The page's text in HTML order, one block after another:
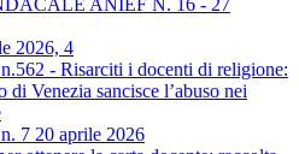
ANIEF N. 16 - 27
2026, 4
- Risarciti i docenti di religione:
di Venezia sancisce l’abuso nei
7 20 aprile 2026